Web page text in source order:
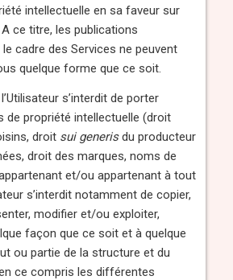
intellectuelle en sa faveur sur
ce titre, les publications
cadre des Services ne peuvent
quelque forme que ce soit.
s’interdit de porter
de propriété intellectuelle (droit
droit sui generisdu producteur
droit des marques, noms de
et/ou appartenant à tout
s’interdit notamment de copier,
modifier et/ou exploiter,
façon que ce soit et à quelque
ou partie de la structure et du
ce compris les différentes